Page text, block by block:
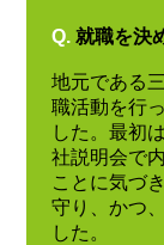
Q. 就職を決
地元である
職活動を行
した。最初
社説明会で
ことに気づ
守り、かつ
した。